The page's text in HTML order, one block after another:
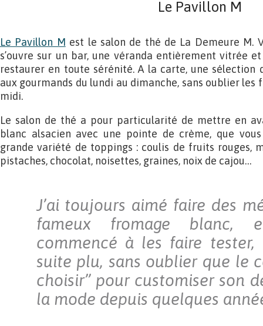
Le Pavillon M
Le Pavillon M est le salon de thé de La Demeure M.
s’ouvre sur un bar, une véranda entièrement vitrée
restaurer en toute sérénité. A la carte, une sélection
aux gourmands du lundi au dimanche, sans oublier les
midi.
Le salon de thé a pour particularité de mettre en
blanc alsacien avec une pointe de crème, que vous
grande variété de toppings : coulis de fruits rouges,
pistaches, chocolat, noisettes, graines, noix de cajou…
J’ai toujours aimé faire des
fameux fromage blanc,
commencé à les faire
suite plu, sans oublier que le
choisir” pour customiser son
la mode depuis quelques